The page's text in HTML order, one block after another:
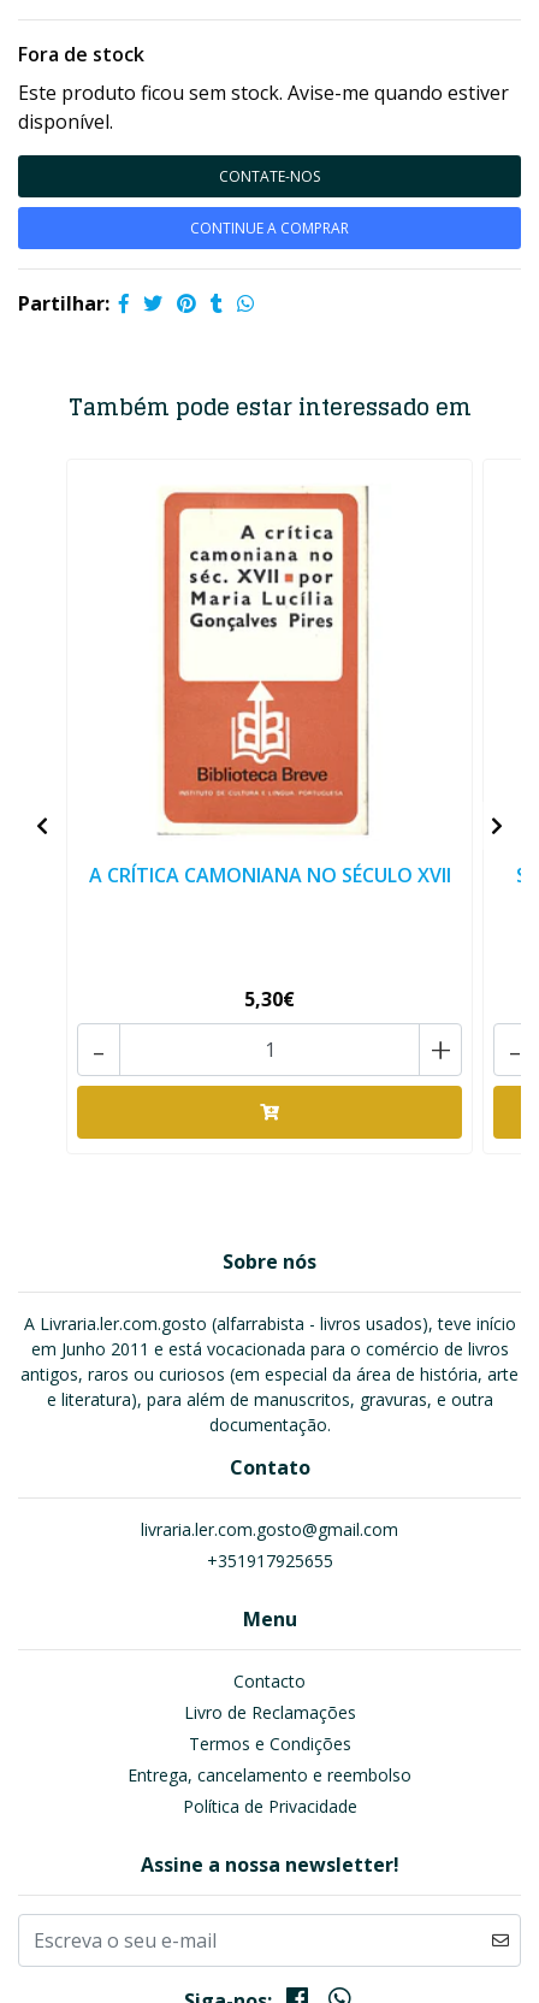
Fora de stock
Este produto ficou sem stock. Avise-me quando estiver
disponível.
CONTATE-NOS
CONTINUE A COMPRAR
Partilhar:
Também pode estar interessado em
A CRÍTICA CAMONIANA NO SÉCULO XVII
5,30€
+
- -
Sobre nós
A Livraria.ler.com.gosto (alfarrabista - livros usados), teve início
em Junho 2011 e está vocacionada para o comércio de livros
antigos, raros ou curiosos (em especial da área de história, arte
e literatura), para além de manuscritos, gravuras, e outra
documentação.
Contato
livraria.ler.com.gosto@gmail.com
+351917925655
Menu
Contacto
Livro de Reclamações
Termos e Condições
Entrega, cancelamento e reembolso
Política de Privacidade
Assine a nossa newsletter!